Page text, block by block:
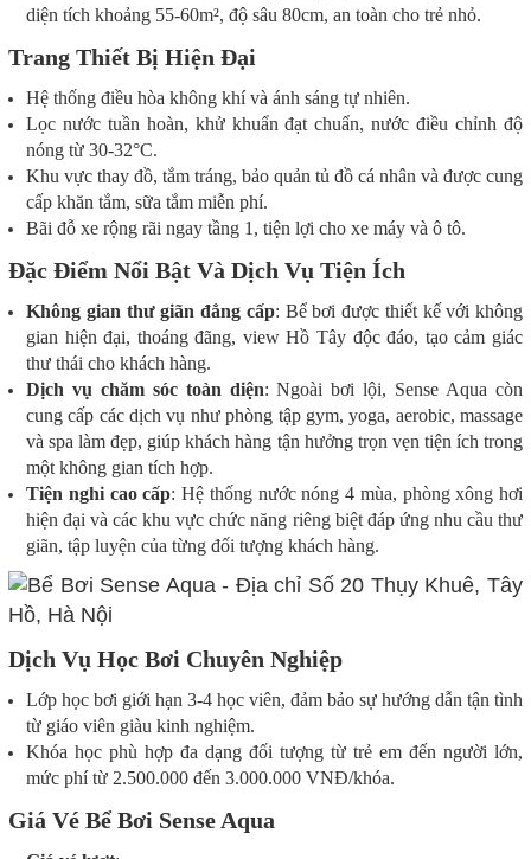
diện tích khoảng 55-60m², độ sâu 80cm, an toàn cho trẻ nhỏ.
Trang Thiết Bị Hiện Đại
Hệ thống điều hòa không khí và ánh sáng tự nhiên.
Lọc nước tuần hoàn, khử khuẩn đạt chuẩn, nước điều chỉnh độ
nóng từ 30-32°C.
Khu vực thay đồ, tắm tráng, bảo quản tủ đồ cá nhân và được cung
cấp khăn tắm, sữa tắm miễn phí.
Bãi đỗ xe rộng rãi ngay tầng 1, tiện lợi cho xe máy và ô tô.
Đặc Điểm Nổi Bật Và Dịch Vụ Tiện Ích
Không gian thư giãn đẳng cấp: Bể bơi được thiết kế với không
gian hiện đại, thoáng đãng, view Hồ Tây độc đáo, tạo cảm giác
thư thái cho khách hàng.
Dịch vụ chăm sóc toàn diện: Ngoài bơi lội, Sense Aqua còn
cung cấp các dịch vụ như phòng tập gym, yoga, aerobic, massage
và spa làm đẹp, giúp khách hàng tận hưởng trọn vẹn tiện ích trong
một không gian tích hợp.
Tiện nghi cao cấp: Hệ thống nước nóng 4 mùa, phòng xông hơi
hiện đại và các khu vực chức năng riêng biệt đáp ứng nhu cầu thư
giãn, tập luyện của từng đối tượng khách hàng.
Dịch Vụ Học Bơi Chuyên Nghiệp
Lớp học bơi giới hạn 3-4 học viên, đảm bảo sự hướng dẫn tận tình
từ giáo viên giàu kinh nghiệm.
Khóa học phù hợp đa dạng đối tượng từ trẻ em đến người lớn,
mức phí từ 2.500.000 đến 3.000.000 VNĐ/khóa.
Giá Vé Bể Bơi Sense Aqua